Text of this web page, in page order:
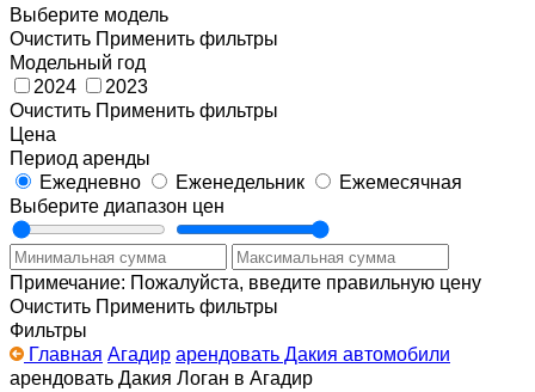
Выберите модель
Очистить Применить фильтры
Модельный год
2024
2023
Очистить Применить фильтры
Цена
Период аренды
Ежедневно
Еженедельник
Ежемесячная
Выберите диапазон цен
Примечание: Пожалуйста, введите правильную цену
Очистить Применить фильтры
Фильтры
Главная Агадир арендовать Дакия автомобили
арендовать Дакия Логан в Агадир